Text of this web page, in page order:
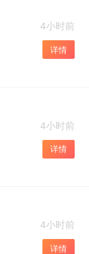
4小时前
详情
4小时前
详情
4小时前
详情